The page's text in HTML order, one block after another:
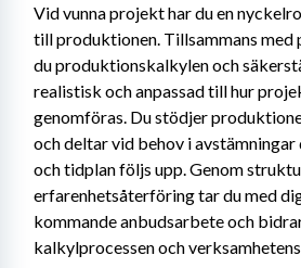
Vid vunna projekt har du en
till produktionen. Tillsammans
du produktionskalkylen och
realistisk och anpassad till hur
genomföras. Du stödjer
och deltar vid behov i
och tidplan följs upp. Genom
erfarenhetsåterföring tar du med
kommande anbudsarbete och
kalkylprocessen och